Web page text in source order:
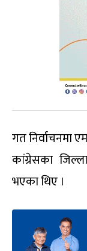
गत निर्वाचनमा
कांग्रेसका
भएका थिए ।